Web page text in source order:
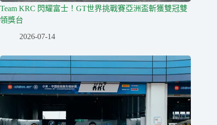
Team KRC 閃耀富士！GT世界挑戰賽亞洲盃斬獲雙冠雙
領獎台
2026-07-14